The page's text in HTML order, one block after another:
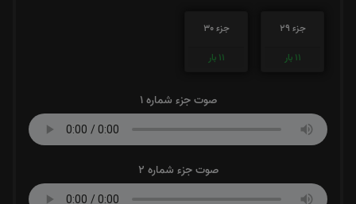
جزء 29
11 بار
جزء 30
11 بار
صوت جزء شماره 1
صوت جزء شماره 2